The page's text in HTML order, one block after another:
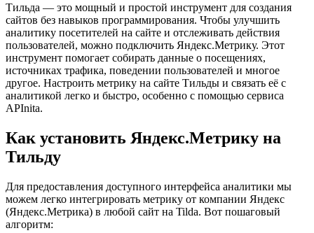
Тильда — это мощный и простой инструмент для создания
сайтов без навыков программирования. Чтобы улучшить
аналитику посетителей на сайте и отслеживать действия
пользователей, можно подключить Яндекс.Метрику. Этот
инструмент помогает собирать данные о посещениях,
источниках трафика, поведении пользователей и многое
другое. Настроить метрику на сайте Тильды и связать её с
аналитикой легко и быстро, особенно с помощью сервиса
APInita.
Как установить Яндекс.Метрику на
Тильду
Для предоставления доступного интерфейса аналитики мы
можем легко интегрировать метрику от компании Яндекс
(Яндекс.Метрика) в любой сайт на Tilda. Вот пошаговый
алгоритм: